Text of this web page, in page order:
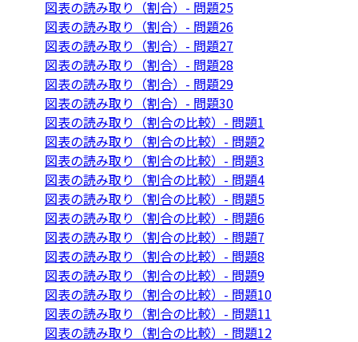
図表の読み取り（割合）- 問題25
図表の読み取り（割合）- 問題26
図表の読み取り（割合）- 問題27
図表の読み取り（割合）- 問題28
図表の読み取り（割合）- 問題29
図表の読み取り（割合）- 問題30
図表の読み取り（割合の比較）- 問題1
図表の読み取り（割合の比較）- 問題2
図表の読み取り（割合の比較）- 問題3
図表の読み取り（割合の比較）- 問題4
図表の読み取り（割合の比較）- 問題5
図表の読み取り（割合の比較）- 問題6
図表の読み取り（割合の比較）- 問題7
図表の読み取り（割合の比較）- 問題8
図表の読み取り（割合の比較）- 問題9
図表の読み取り（割合の比較）- 問題10
図表の読み取り（割合の比較）- 問題11
図表の読み取り（割合の比較）- 問題12